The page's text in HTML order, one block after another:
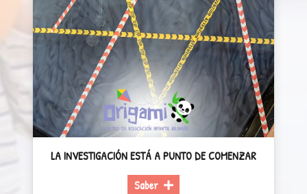
LA INVESTIGACIÓN ESTÁ A PUNTO DE COMENZAR
Saber